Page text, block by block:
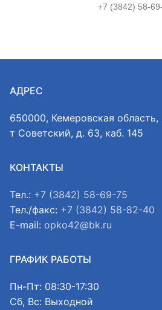
+7 (3842) 58-
АДРЕС
650000, Кемеровская
т Советский, д. 63, каб. 145
КОНТАКТЫ
Тел.: +7 (3842) 58-69-75
Тел./факс: +7 (3842) 58-82-40
E-mail: opko42@bk.ru
ГРАФИК РАБОТЫ
Пн-Пт: 08:30-17:30
Сб, Вс: Выходной